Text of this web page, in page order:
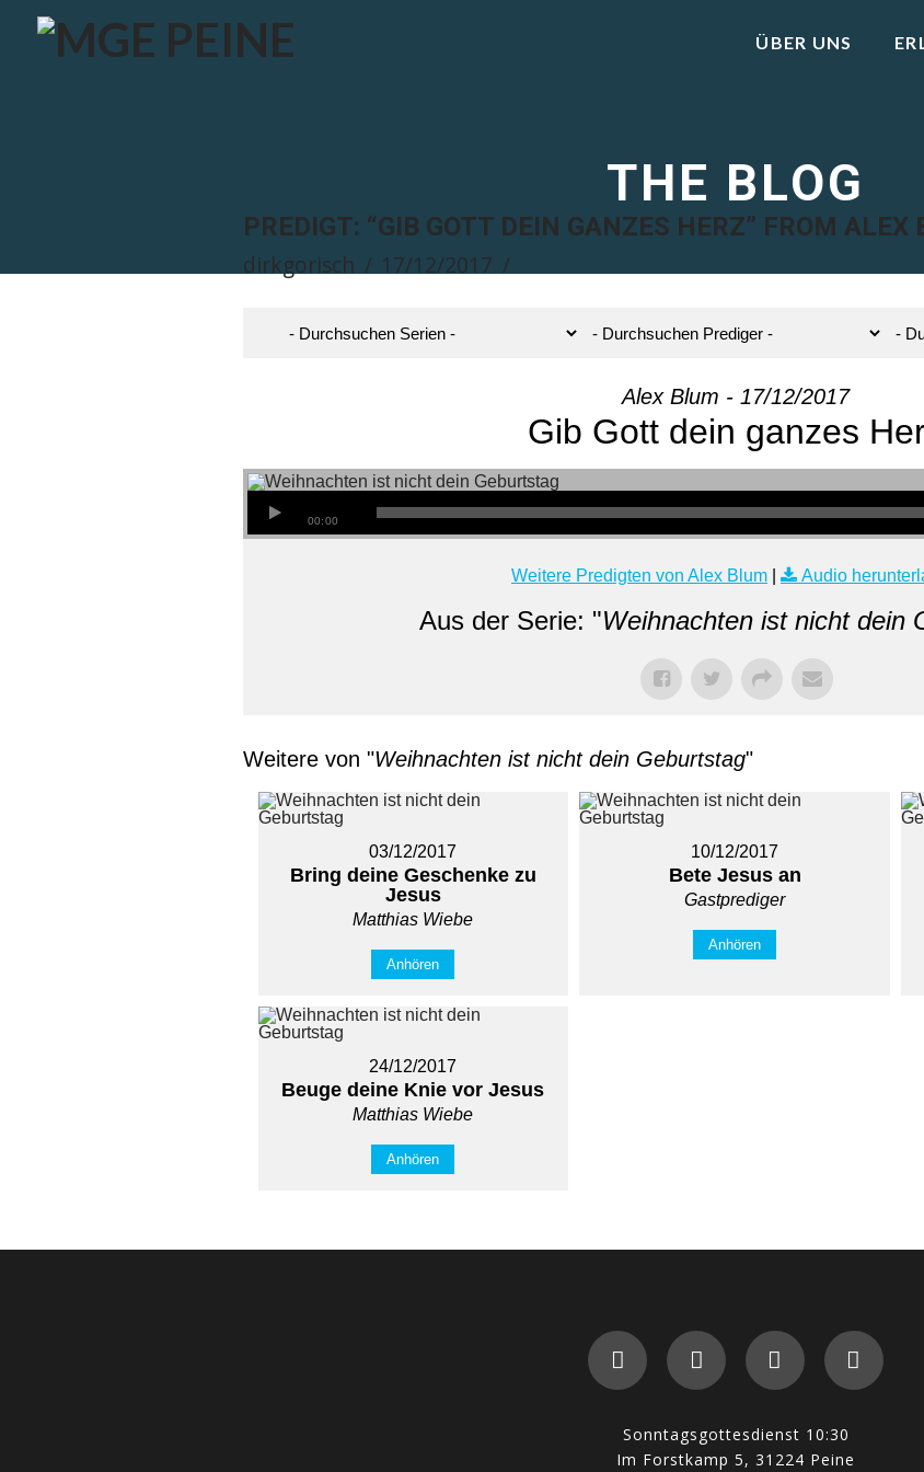
ÜBER UNS
THE BLOG
PREDIGT: “GIB GOTT DEIN GANZES HERZ” FROM ALEX
dirkgorisch 17/12/2017
Alex Blum - 17/12/2017
Gib Gott dein ganzes
00:00
Weitere Predigten von Alex Blum Audio
Aus der Serie: "Weihnachten ist nicht dein
Weitere von "Weihnachten ist nicht dein Geburtstag"
03/12/2017
Bring deine Geschenke zu
Jesus
Matthias Wiebe
Anhören
10/12/2017
Bete Jesus an
Gastprediger
Anhören
24/12/2017
Beuge deine Knie vor Jesus
Matthias Wiebe
Anhören
Sonntagsgottesdienst 10:30
Im Forstkamp 5, 31224 Peine